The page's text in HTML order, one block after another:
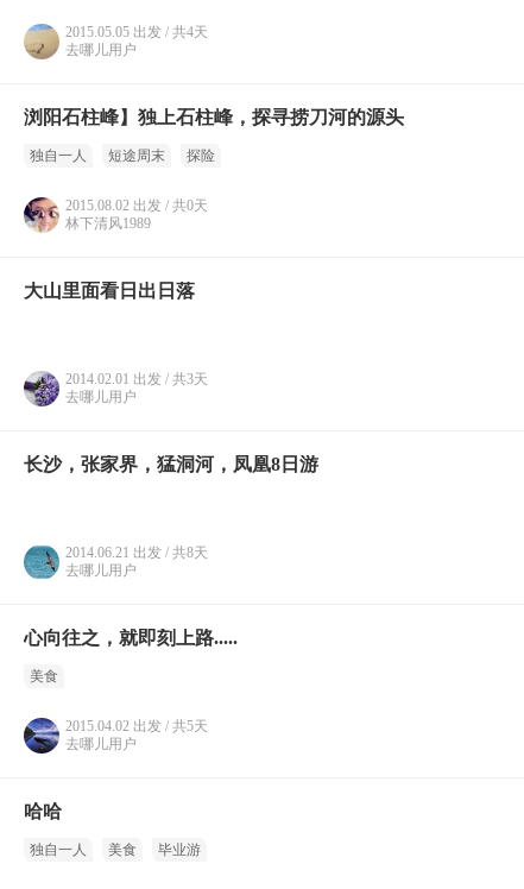
2015.05.05 出发 / 共4天
去哪儿用户
浏阳石柱峰】独上石柱峰，探寻捞刀河的源头
独自一人 短途周末 探险
2015.08.02 出发 / 共0天
林下清风1989
大山里面看日出日落
2014.02.01 出发 / 共3天
去哪儿用户
长沙，张家界，猛洞河，凤凰8日游
2014.06.21 出发 / 共8天
去哪儿用户
心向往之，就即刻上路.....
美食
2015.04.02 出发 / 共5天
去哪儿用户
哈哈
独自一人 美食 毕业游